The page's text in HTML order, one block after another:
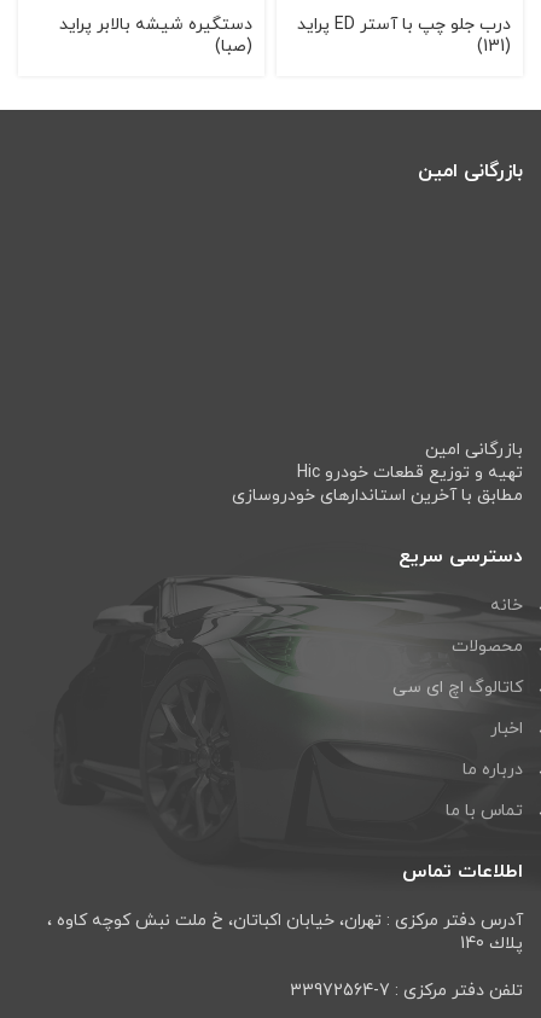
درب جلو چپ با آستر ED پراید
(131)
دستگیره شیشه بالابر پراید
(صبا)
بازرگانی امین
بازرگانی امین
تهیه و توزیع قطعات خودرو Hic
مطابق با آخرین استاندارهای خودروسازی
دسترسی سریع
خانه
محصولات
کاتالوگ اچ ای سی
اخبار
درباره ما
تماس با ما
اطلاعات تماس
آدرس دفتر مرکزی : تهران، خيابان اكباتان، خ ملت نبش كوچه كاوه ،
پلاك 140
تلفن دفتر مرکزی : 7-33972564